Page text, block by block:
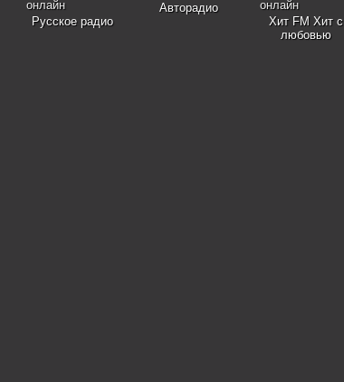
Русское радио
Авторадио
Хит FM Хит с
любовью